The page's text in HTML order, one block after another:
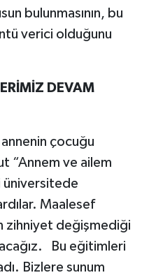
bulunmasının, bu
verici olduğunu
DEVAM
çocuğu
“Annem ve ailem
üniversitede
Maalesef
zihniyet değişmediği
Bu eğitimleri
Bizlere sunum